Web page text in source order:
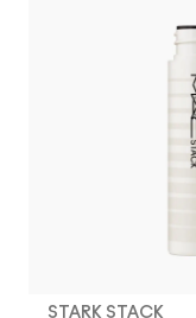
STARK STACK